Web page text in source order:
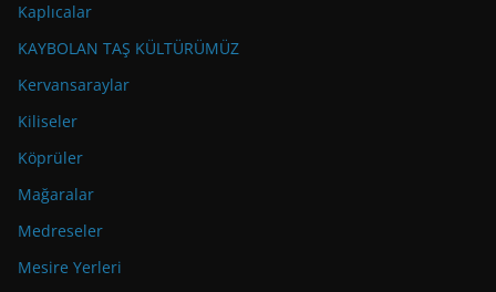
Kaplıcalar
KAYBOLAN TAŞ KÜLTÜRÜMÜZ
Kervansaraylar
Kiliseler
Köprüler
Mağaralar
Medreseler
Mesire Yerleri